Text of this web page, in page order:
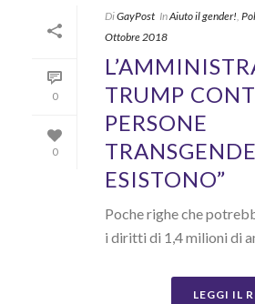
0
0
DiGayPost InAiuto il gender!,
Ottobre 2018
TRUMP
PERSONE
ESISTONO”
Poche righe che
i diritti di 1,4 milioni di
LEGGI IL